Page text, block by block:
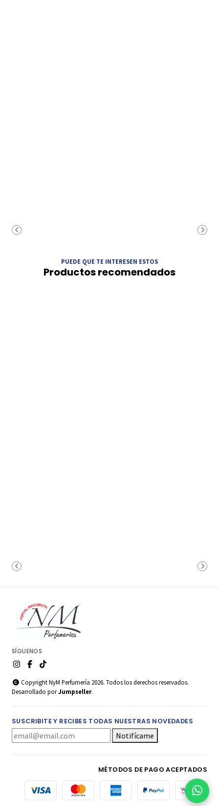
PUEDE QUE TE INTERESEN ESTOS
Productos recomendados
SÍGUENOS
Copyright NyM Perfumería 2026. Todos los derechos reservados.
Desarrollado porJumpseller.
SUSCRIBITE Y RECIBES TODAS NUESTRAS NOVEDADES
Notifícame
MÉTODOS DE PAGO ACEPTADOS